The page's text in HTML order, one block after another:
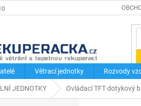
Větrací jednotky Rozvody
JEDNOTKY Ovládací TFT dotykový